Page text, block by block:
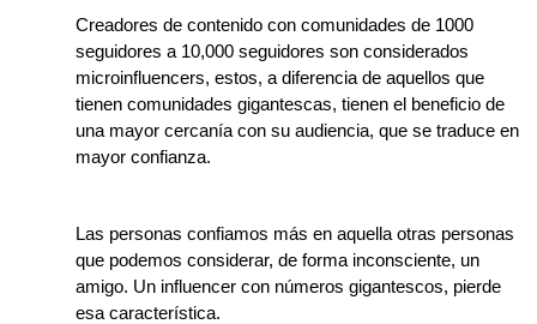
Creadores de contenido con comunidades de 1000
seguidores a 10,000 seguidores son considerados
microinfluencers, estos, a diferencia de aquellos que
tienen comunidades gigantescas, tienen el beneficio de
una mayor cercanía con su audiencia, que se traduce en
mayor confianza.
Las personas confiamos más en aquella otras personas
que podemos considerar, de forma inconsciente, un
amigo. Un influencer con números gigantescos, pierde
esa característica.